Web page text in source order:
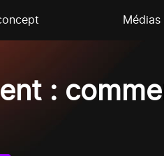
Médias
: